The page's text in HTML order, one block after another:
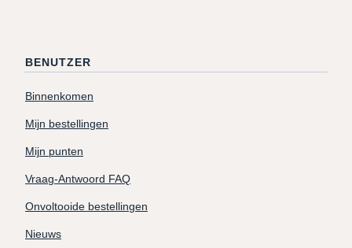
BENUTZER
Binnenkomen
Mijn bestellingen
Mijn punten
Vraag-Antwoord FAQ
Onvoltooide bestellingen
Nieuws